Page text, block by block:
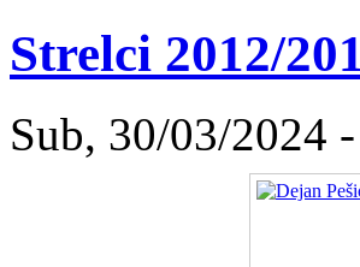
Strelci 2012/
Sub, 30/03/2024